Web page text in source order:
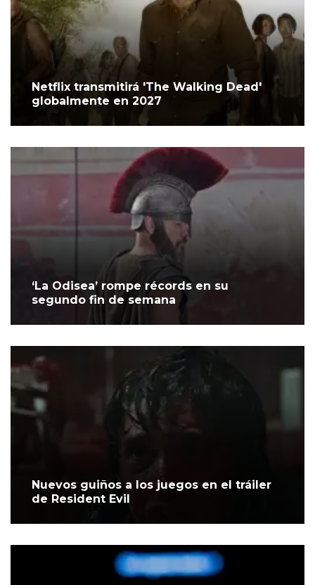
Netflix transmitirá 'The Walking Dead'
globalmente en 2027
‘La Odisea’ rompe récords en su
segundo fin de semana
Nuevos guiños a los juegos en el tráiler
de Resident Evil